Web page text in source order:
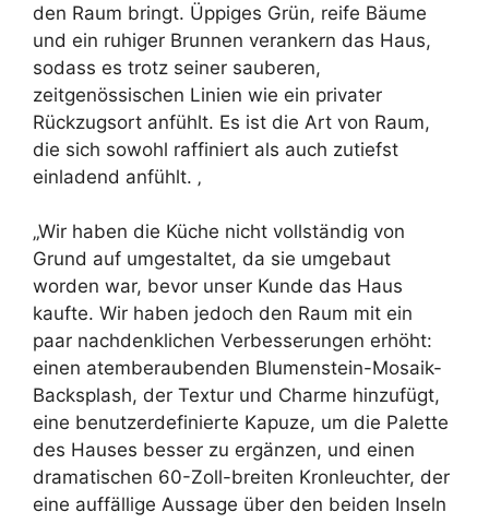
den Raum bringt. Üppiges Grün, reife Bäume
und ein ruhiger Brunnen verankern das Haus,
sodass es trotz seiner sauberen,
zeitgenössischen Linien wie ein privater
Rückzugsort anfühlt. Es ist die Art von Raum,
die sich sowohl raffiniert als auch zutiefst
einladend anfühlt. ‚
„Wir haben die Küche nicht vollständig von
Grund auf umgestaltet, da sie umgebaut
worden war, bevor unser Kunde das Haus
kaufte. Wir haben jedoch den Raum mit ein
paar nachdenklichen Verbesserungen erhöht:
einen atemberaubenden Blumenstein-Mosaik-
Backsplash, der Textur und Charme hinzufügt,
eine benutzerdefinierte Kapuze, um die Palette
des Hauses besser zu ergänzen, und einen
dramatischen 60-Zoll-breiten Kronleuchter, der
eine auffällige Aussage über den beiden Inseln